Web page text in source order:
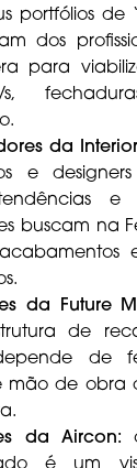
portfólios de
dos
para
da
e
buscam na
da Future
de
de
mão de obra
da Aircon:
é um